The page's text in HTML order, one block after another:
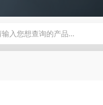
PRO视频旋转滴界面张力仪